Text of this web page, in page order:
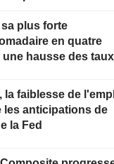
sa plus forte
en quatre
hausse des taux
la faiblesse de
les anticipations de
la Fed